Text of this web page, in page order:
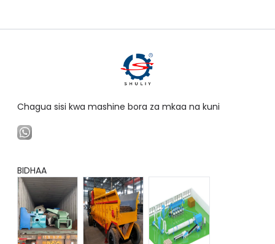
Chagua sisi kwa mashine bora za mkaa na kuni
BIDHAA